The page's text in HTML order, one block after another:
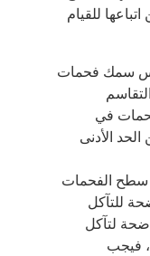
للقيام
سمك فحمات
في
الأدنى
الفحمات
للتآكل
لتآكل
فيجب